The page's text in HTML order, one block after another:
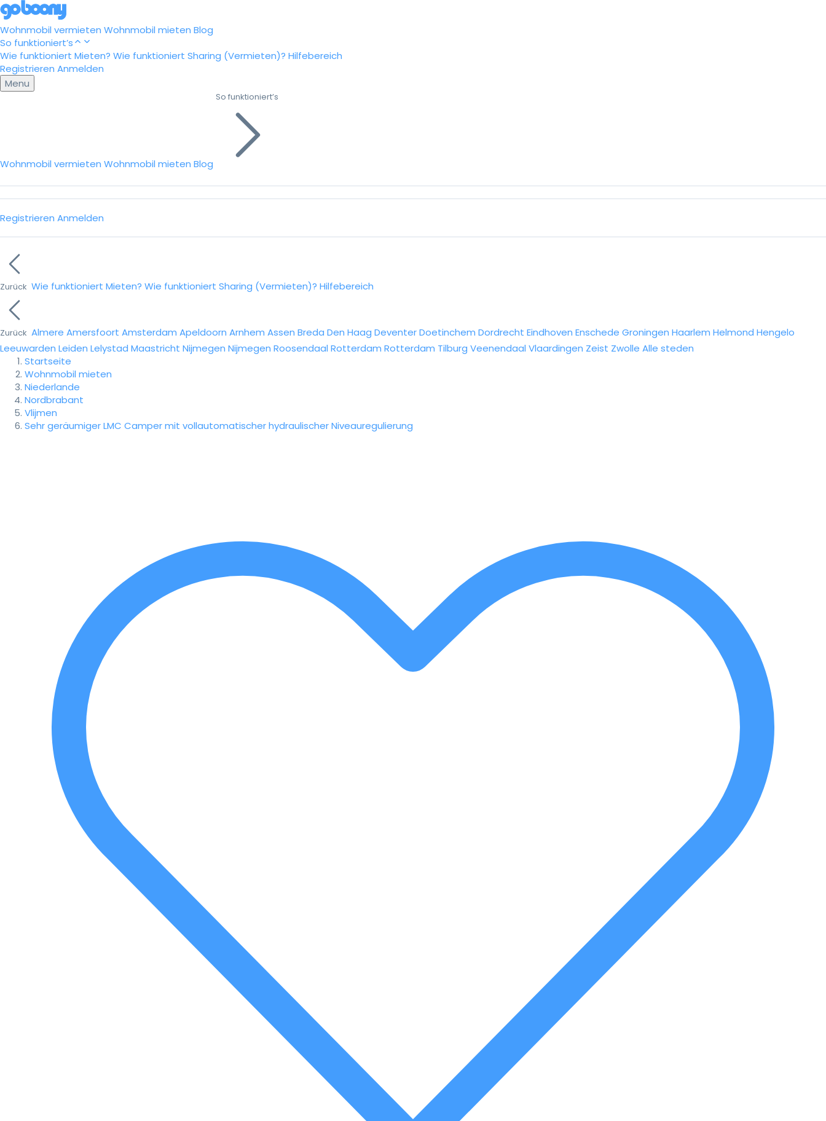
Wohnmobil vermieten Wohnmobil mieten Blog
So funktioniert’s
Wie funktioniert Mieten? Wie funktioniert Sharing (Vermieten)? Hilfebereich
Registrieren Anmelden
Menu
Wohnmobil vermieten Wohnmobil mieten Blog
So funktioniert’s
Registrieren Anmelden
Zurück Wie funktioniert Mieten? Wie funktioniert Sharing (Vermieten)? Hilfebereich
Zurück Almere Amersfoort Amsterdam Apeldoorn Arnhem Assen Breda Den Haag DeventerDoetinchem Dordrecht Eindhoven Enschede Groningen Haarlem Helmond Hengelo
Leeuwarden Leiden Lelystad Maastricht Nijmegen Nijmegen Roosendaal Rotterdam Rotterdam Tilburg Veenendaal Vlaardingen Zeist Zwolle Alle steden
Startseite
Wohnmobil mieten
Niederlande
Nordbrabant
Vlijmen
Sehr geräumiger LMC Camper mit vollautomatischer hydraulischer Niveauregulierung